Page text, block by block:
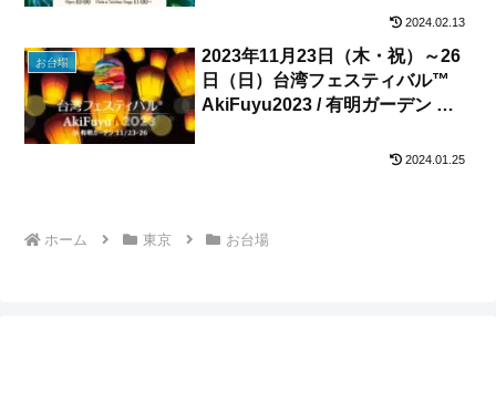
2024.02.13
お台場
2023年11月23日（木・祝）～26
日（日）台湾フェスティバル™
AkiFuyu2023 / 有明ガーデン ス
2024.01.25
ホーム 東京 お台場